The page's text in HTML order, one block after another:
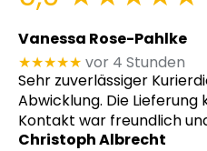
Vanessa Rose-Pahlke
★★★★★ vor 4 Stunden
Sehr zuverlässiger
Abwicklung. Die
Kontakt war freundlich
Christoph Albrecht